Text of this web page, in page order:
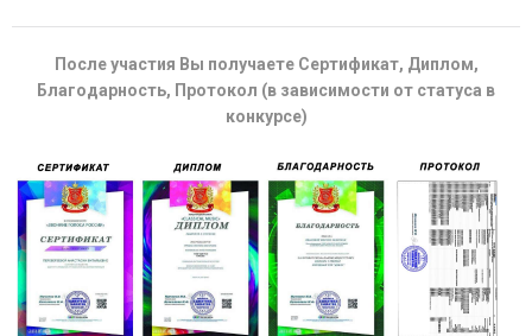
После участия Вы получаете Сертификат, Диплом,
Благодарность, Протокол (в зависимости от статуса в
конкурсе)